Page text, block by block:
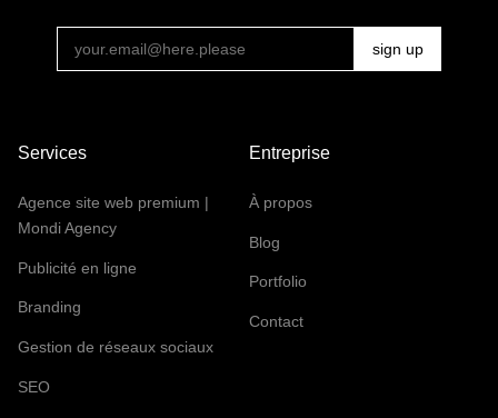
Services
Agence site web premium |
Mondi Agency
Publicité en ligne
Branding
Gestion de réseaux sociaux
SEO
Entreprise
À propos
Blog
Portfolio
Contact